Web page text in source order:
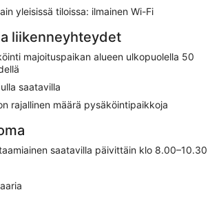
yleisissä tiloissa: ilmainen Wi-Fi
liikenneyhteydet
majoituspaikan alueen ulkopuolella 50
saatavilla
rajallinen määrä pysäköintipaikkoja
saatavilla päivittäin klo 8.00–10.30